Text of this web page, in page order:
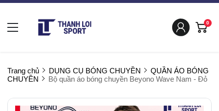
0
Trang chủ DỤNG CỤ BÓNG CHUYỀN
QUẦN ÁO BÓNG
CHUYỀN
Bộ quần áo bóng chuyền Beyono Wave Nam - Đỏ